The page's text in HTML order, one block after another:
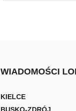
WIADOMOŚCI
KIELCE
BUSKO-ZDRÓJ